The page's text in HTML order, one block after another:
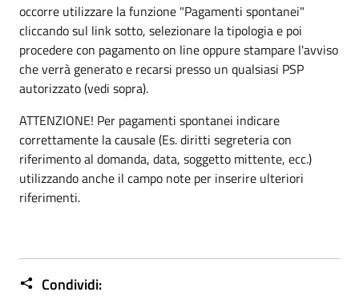
occorre utilizzare la funzione "Pagamenti spontanei"
cliccando sul link sotto, selezionare la tipologia e poi
procedere con pagamento on line oppure stampare l'avviso
che verrà generato e recarsi presso un qualsiasi PSP
autorizzato (vedi sopra).
ATTENZIONE! Per pagamenti spontanei indicare
correttamente la causale (Es. diritti segreteria con
riferimento al domanda, data, soggetto mittente, ecc.)
utilizzando anche il campo note per inserire ulteriori
riferimenti.
Condividi: